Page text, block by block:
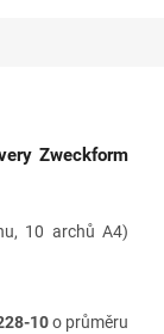
Zweckform
10 archů A4)
10o průměru